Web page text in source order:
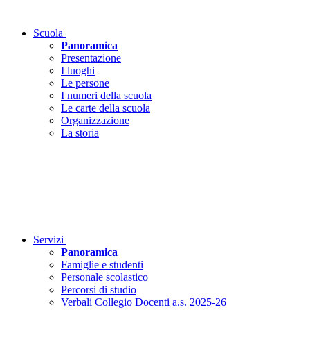
Scuola
Panoramica
Presentazione
I luoghi
Le persone
I numeri della scuola
Le carte della scuola
Organizzazione
La storia
Servizi
Panoramica
Famiglie e studenti
Personale scolastico
Percorsi di studio
Verbali Collegio Docenti a.s. 2025-26